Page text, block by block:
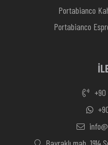
Portabianco
Portabianco
+90